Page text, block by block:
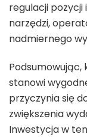
regulacji
narzędzi,
nadmiernego
Podsumowując,
stanowi
przyczynia się
zwiększenia
Inwestycja w